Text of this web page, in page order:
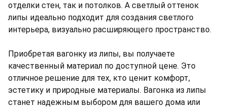
отделки стен, так и потолков. А светлый оттенок
липы идеально подходит для создания светлого
интерьера, визуально расширяющего пространство.
Приобретая вагонку из липы, вы получаете
качественный материал по доступной цене. Это
отличное решение для тех, кто ценит комфорт,
эстетику и природные материалы. Вагонка из липы
станет надежным выбором для вашего дома или